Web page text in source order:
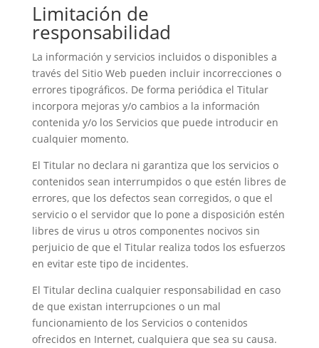
Limitación de
responsabilidad
La información y servicios incluidos o disponibles a
través del Sitio Web pueden incluir incorrecciones o
errores tipográficos. De forma periódica el Titular
incorpora mejoras y/o cambios a la información
contenida y/o los Servicios que puede introducir en
cualquier momento.
El Titular no declara ni garantiza que los servicios o
contenidos sean interrumpidos o que estén libres de
errores, que los defectos sean corregidos, o que el
servicio o el servidor que lo pone a disposición estén
libres de virus u otros componentes nocivos sin
perjuicio de que el Titular realiza todos los esfuerzos
en evitar este tipo de incidentes.
El Titular declina cualquier responsabilidad en caso
de que existan interrupciones o un mal
funcionamiento de los Servicios o contenidos
ofrecidos en Internet, cualquiera que sea su causa.